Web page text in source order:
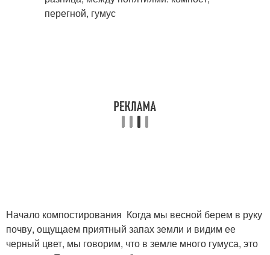
Начало компостирования Когда мы весной берем в руку
почву, ощущаем приятный запах земли и видим ее
черный цвет, мы говорим, что в земле много гумуса, это